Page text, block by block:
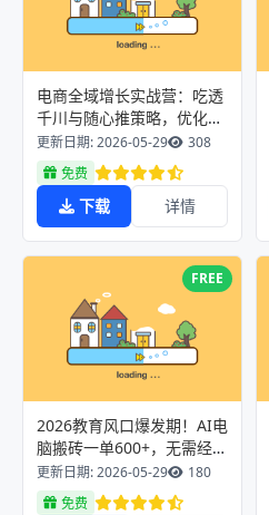
电商全域增长实战营：吃透
千川与随心推策略，优化投
产数据打造可复制直播体系
更新日期: 2026-05-29
308
免费
下载 详情
FREE
2026教育风口爆发期！AI电
脑搬砖一单600+，无需经验
电脑就行，提供稳定接单资
源
更新日期: 2026-05-29
180
免费